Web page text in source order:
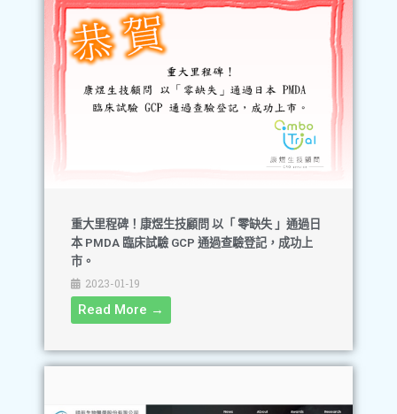
重大里程碑！康煜生技顧問 以「 零缺失 」通過日
本 PMDA 臨床試驗 GCP 通過查驗登記，成功上
市。
2023-01-19
Read More →